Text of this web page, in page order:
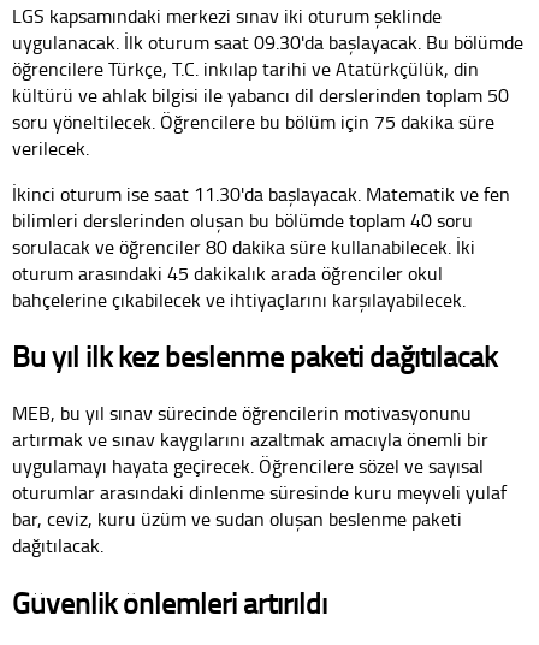
LGS kapsamındaki merkezi sınav iki oturum şeklinde
uygulanacak. İlk oturum saat 09.30'da başlayacak. Bu bölümde
öğrencilere Türkçe, T.C. inkılap tarihi ve Atatürkçülük, din
kültürü ve ahlak bilgisi ile yabancı dil derslerinden toplam 50
soru yöneltilecek. Öğrencilere bu bölüm için 75 dakika süre
verilecek.
İkinci oturum ise saat 11.30'da başlayacak. Matematik ve fen
bilimleri derslerinden oluşan bu bölümde toplam 40 soru
sorulacak ve öğrenciler 80 dakika süre kullanabilecek. İki
oturum arasındaki 45 dakikalık arada öğrenciler okul
bahçelerine çıkabilecek ve ihtiyaçlarını karşılayabilecek.
Bu yıl ilk kez beslenme paketi dağıtılacak
MEB, bu yıl sınav sürecinde öğrencilerin motivasyonunu
artırmak ve sınav kaygılarını azaltmak amacıyla önemli bir
uygulamayı hayata geçirecek. Öğrencilere sözel ve sayısal
oturumlar arasındaki dinlenme süresinde kuru meyveli yulaf
bar, ceviz, kuru üzüm ve sudan oluşan beslenme paketi
dağıtılacak.
Güvenlik önlemleri artırıldı